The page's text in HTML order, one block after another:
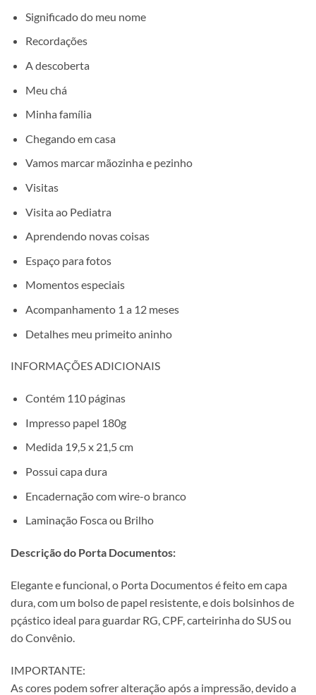
Significado do meu nome
Recordações
A descoberta
Meu chá
Minha família
Chegando em casa
Vamos marcar mãozinha e pezinho
Visitas
Visita ao Pediatra
Aprendendo novas coisas
Espaço para fotos
Momentos especiais
Acompanhamento 1 a 12 meses
Detalhes meu primeito aninho
INFORMAÇÕES ADICIONAIS
Contém 110 páginas
Impresso papel 180g
Medida 19,5 x 21,5 cm
Possui capa dura
Encadernação com wire-o branco
Laminação Fosca ou Brilho
Descrição do Porta Documentos:
Elegante e funcional, o Porta Documentos é feito em capa
dura, com um bolso de papel resistente, e dois bolsinhos de
pçástico ideal para guardar RG, CPF, carteirinha do SUS ou
do Convênio.
IMPORTANTE:
As cores podem sofrer alteração após a impressão, devido a